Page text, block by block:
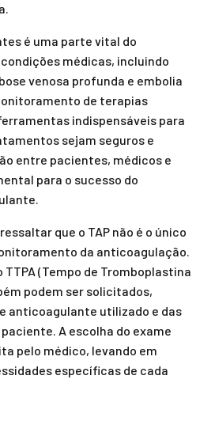
é uma parte vital do
médicas, incluindo
venosa profunda e embolia
de terapias
indispensáveis para
sejam seguros e
entre pacientes, médicos e
para o sucesso do
que o TAP não é o único
da anticoagulação.
(Tempo de Tromboplastina
podem ser solicitados,
anticoagulante utilizado e das
A escolha do exame
pelo médico, levando em
específicas de cada